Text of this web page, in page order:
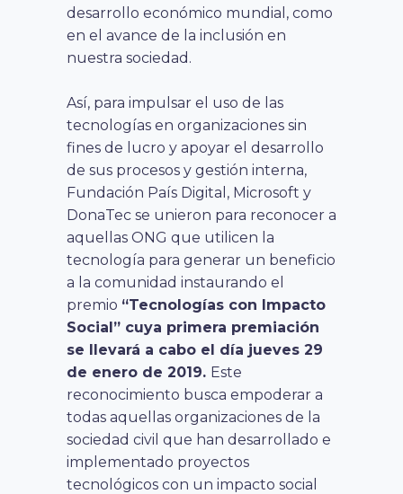
desarrollo económico mundial, como
en el avance de la inclusión en
nuestra sociedad.
Así, para impulsar el uso de las
tecnologías en organizaciones sin
fines de lucro y apoyar el desarrollo
de sus procesos y gestión interna,
Fundación País Digital, Microsoft y
DonaTec se unieron para reconocer a
aquellas ONG que utilicen la
tecnología para generar un beneficio
a la comunidad instaurando el
premio “Tecnologías con Impacto
Social” cuya primera premiación
se llevará a cabo el día jueves 29
de enero de 2019. Este
reconocimiento busca empoderar a
todas aquellas organizaciones de la
sociedad civil que han desarrollado e
implementado proyectos
tecnológicos con un impacto social